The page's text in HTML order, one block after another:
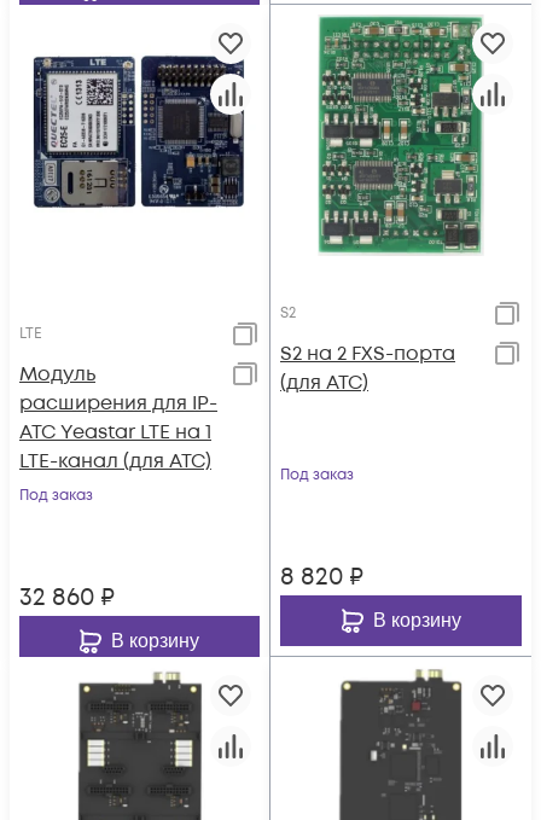
LTE
Модуль
расширения для IP-
АТС Yeastar LTE на 1
LTE-канал (для АТС)
Под заказ
32 860 ₽
В корзину
S2
S2 на 2 FXS-порта
(для АТС)
Под заказ
8 820 ₽
В корзину